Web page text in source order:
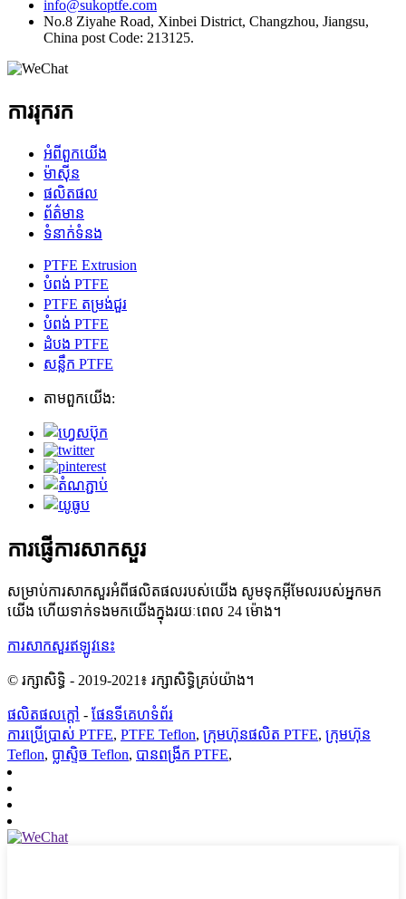
info@sukoptfe.com
No.8 Ziyahe Road, Xinbei District, Changzhou, Jiangsu,
China post Code: 213125.
ការរុករក
អំពី​ពួក​យើង
ម៉ាស៊ីន
ផលិតផល
ព័ត៌មាន
ទំនាក់ទំនង
PTFE Extrusion
បំពង់ PTFE
PTFE តម្រង់ជួរ
បំពង់ PTFE
ដំបង PTFE
សន្លឹក PTFE
តាម​ពួក​យើង:
ការផ្ញើការសាកសួរ
សម្រាប់ការសាកសួរអំពីផលិតផលរបស់យើង សូមទុកអ៊ីមែលរបស់អ្នកមក
យើង ហើយទាក់ទងមកយើងក្នុងរយៈពេល 24 ម៉ោង។
ការសាកសួរឥឡូវនេះ
© រក្សាសិទ្ធិ - 2019-2021៖ រក្សាសិទ្ធិគ្រប់យ៉ាង។
ផលិតផលក្តៅ - ផែនទីគេហទំព័រ
ការប្រើប្រាស់ PTFE, PTFE Teflon, ក្រុមហ៊ុនផលិត PTFE, ក្រុមហ៊ុន
Teflon, ប្លាស្ទិច Teflon, បានពង្រីក PTFE,